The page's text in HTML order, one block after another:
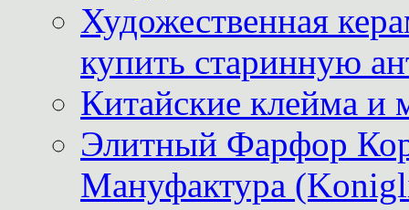
Художественная
купить старинную
Китайские клейма и
Элитный Фарфор
Мануфактура